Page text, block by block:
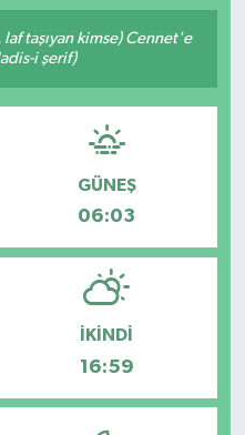
taşıyan kimse) Cennet'e
i şerif)
GÜNEŞ
06:03
İKINDI
16:59